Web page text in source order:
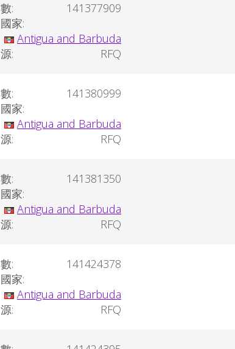
數:
141377909
國家:
Antigua and Barbuda
源:
RFQ
數:
141380999
國家:
Antigua and Barbuda
源:
RFQ
數:
141381350
國家:
Antigua and Barbuda
源:
RFQ
數:
141424378
國家:
Antigua and Barbuda
源:
RFQ